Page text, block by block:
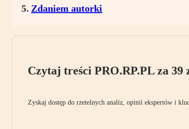
Zdaniem autorki
Czytaj treści PRO.RP.PL za 39
Zyskaj dostęp do rzetelnych analiz, opinii ekspertów i